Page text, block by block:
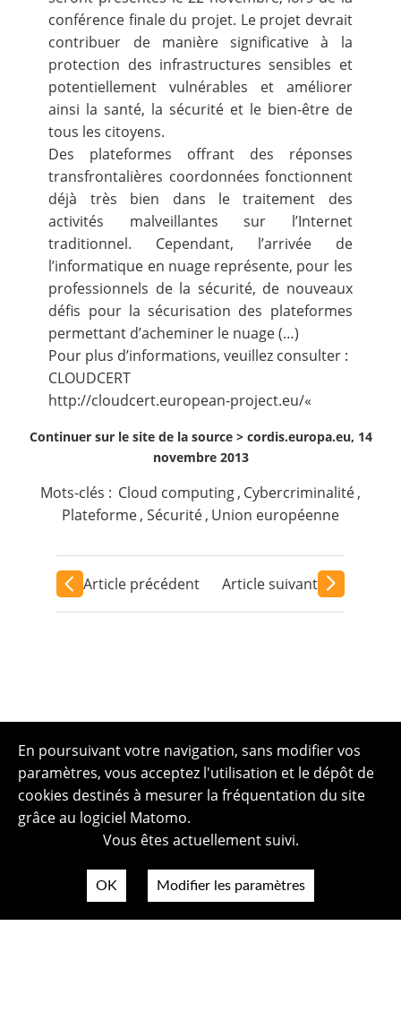
conférence finale du projet. Le projet devrait
contribuer de manière significative à la
protection des infrastructures sensibles et
potentiellement vulnérables et améliorer
ainsi la santé, la sécurité et le bien-être de
tous les citoyens.
Des plateformes offrant des réponses
transfrontalières coordonnées fonctionnent
déjà très bien dans le traitement des
activités malveillantes sur l’Internet
traditionnel. Cependant, l’arrivée de
l’informatique en nuage représente, pour les
professionnels de la sécurité, de nouveaux
défis pour la sécurisation des plateformes
permettant d’acheminer le nuage (…)
Pour plus d’informations, veuillez consulter :
CLOUDCERT
http://cloudcert.european-project.eu/«
Continuer sur le site de la source > cordis.europa.eu, 14
novembre 2013
Mots-clés : Cloud computing, Cybercriminalité,
Plateforme, Sécurité , Union européenne
Article précédent Article suivant
En poursuivant votre navigation, sans modifier vos
paramètres, vous acceptez l'utilisation et le dépôt de
cookies destinés à mesurer la fréquentation du site
grâce au logiciel Matomo.
Vous êtes actuellement suivi.
OK Modifier les paramètres